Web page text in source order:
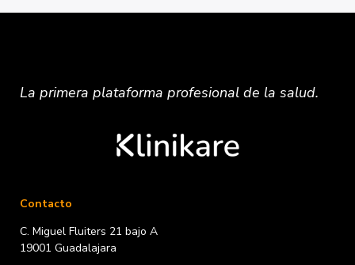
La primera plataformaprofesionalde la salud.
Contacto
C. Miguel Fluiters 21 bajo A
19001 Guadalajara